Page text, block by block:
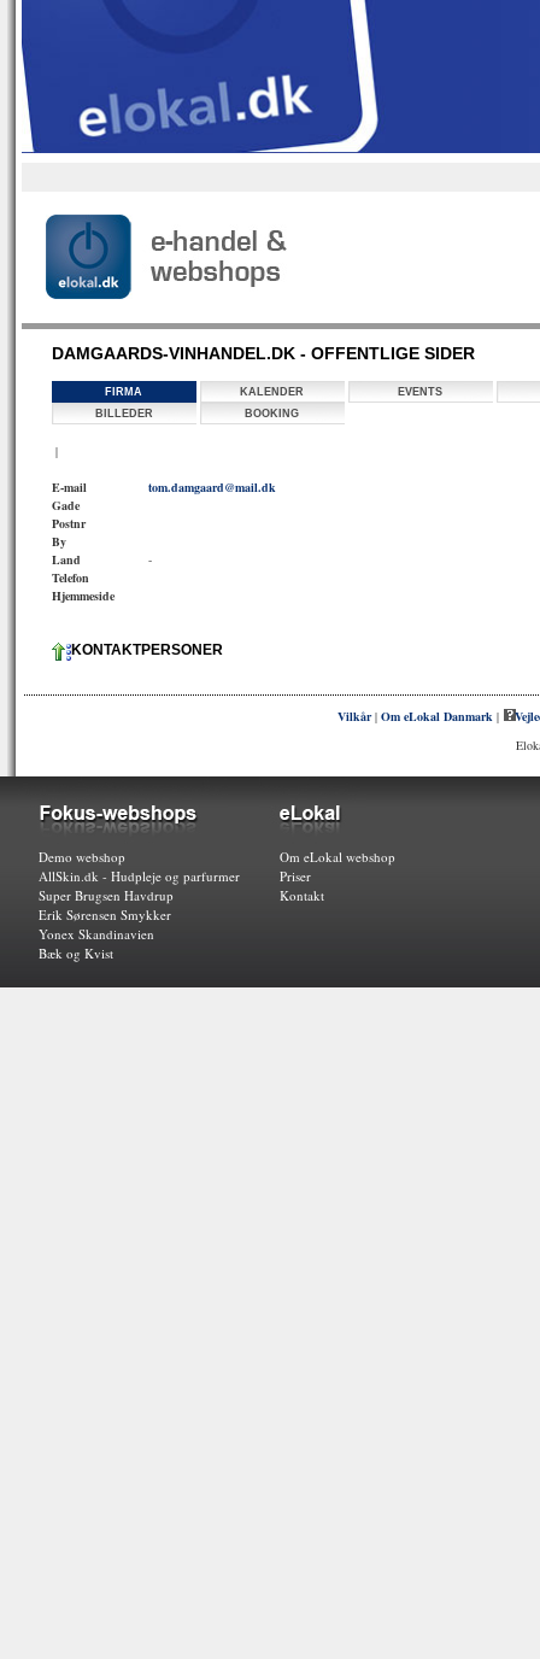
DAMGAARDS-VINHANDEL.DK - OFFENTLIGE SIDER
FIRMA KALENDER
EVENTS
BILLEDER
BOOKING
|
E-mail
tom.damgaard@mail.dk
Gade
Postnr
By
Land
-
Telefon
Hjemmeside
KONTAKTPERSONER
Vilkår|Om eLokal Danmark |
Demo webshop
AllSkin.dk - Hudpleje og parfurmer
Super Brugsen Havdrup
Erik Sørensen Smykker
Yonex Skandinavien
Bæk og Kvist
Om eLokal webshop
Priser
Kontakt